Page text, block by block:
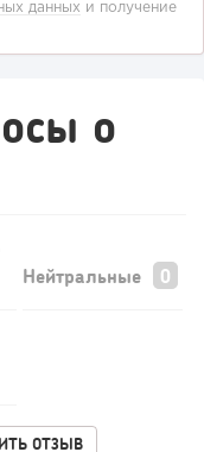
месяца
данных и получение
о
Нейтральные
ОТЗЫВ